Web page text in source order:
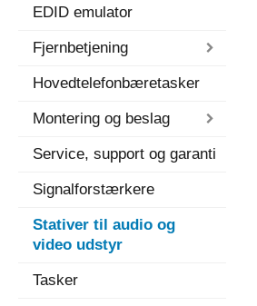
EDID emulator
Fjernbetjening
Hovedtelefonbæretasker
Montering og beslag
Service, support og garanti
Signalforstærkere
Stativer til audio og
video udstyr
Tasker